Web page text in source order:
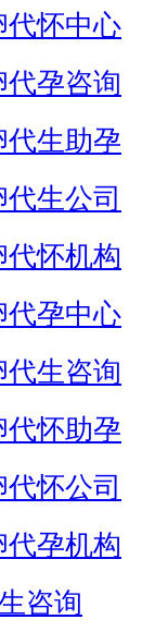
代怀中心
代孕咨询
代生助孕
代生公司
代怀机构
代孕中心
代生咨询
代怀助孕
代怀公司
代孕机构
咨询